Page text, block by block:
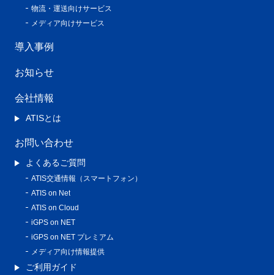
物流・運送向けサービス
メディア向けサービス
導入事例
お知らせ
会社情報
ATISとは
お問い合わせ
よくあるご質問
ATIS交通情報（スマートフォン）
ATIS on Net
ATIS on Cloud
iGPS on NET
iGPS on NET プレミアム
メディア向け情報提供
ご利用ガイド